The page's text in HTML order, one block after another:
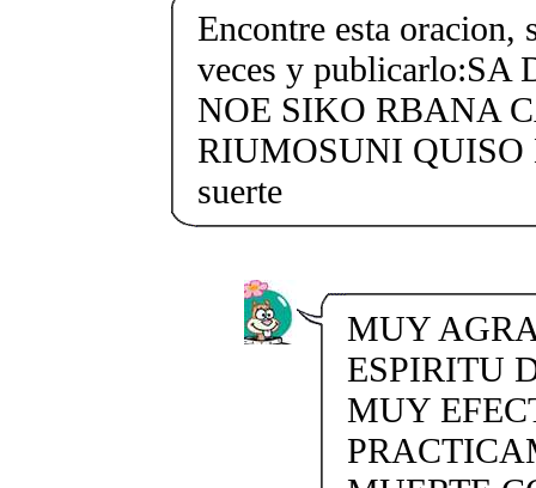
Encontre esta oracion,
veces y
NOE SIKO RBANA
RIUMOSUNI QUISO
suerte
MUY
ESPIRITU
MUY